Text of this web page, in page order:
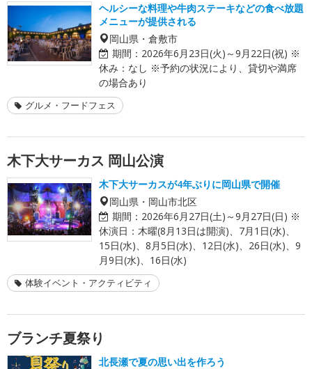
ヘルシーな料理や牛肉ステーキなどの食べ放題
メニューが提供される
岡山県・倉敷市
期間： 2026年6月23日(火)～9月22日(祝) ※
休み：なし ※予約の状況により、貸切や満席
の場合あり
グルメ・フードフェス
木下大サーカス 岡山公演
木下大サーカスが4年ぶりに岡山県で開催
岡山県・岡山市北区
期間： 2026年6月27日(土)～9月27日(日) ※
休演日：木曜(8月13日は開演)、7月1日(水)、
15日(水)、8月5日(水)、12日(水)、26日(水)、9
月9日(水)、16日(水)
体験イベント・アクティビティ
ブランチ夏祭り
北長瀬で夏の思い出を作ろう